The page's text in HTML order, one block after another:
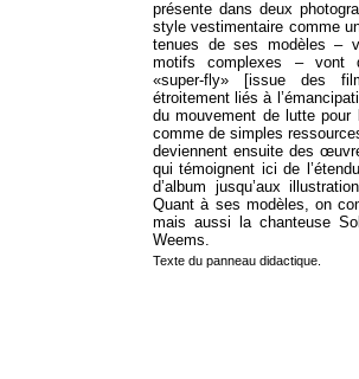
présente dans deux
style vestimentaire comme
tenues de ses modèles –
motifs complexes – vont
«super-fly» [issue des
étroitement liés à
du mouvement de lutte
comme de simples
deviennent ensuite des
qui témoignent ici de
d’album jusqu’aux
Quant à ses modèles, on
mais aussi la chanteuse
Weems.
Texte du panneau didactique.